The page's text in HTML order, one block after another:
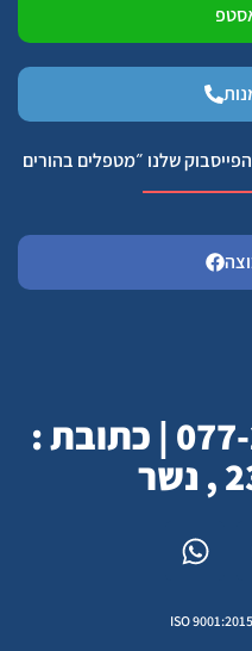
טלפון : 077-2085240 | כתובת :